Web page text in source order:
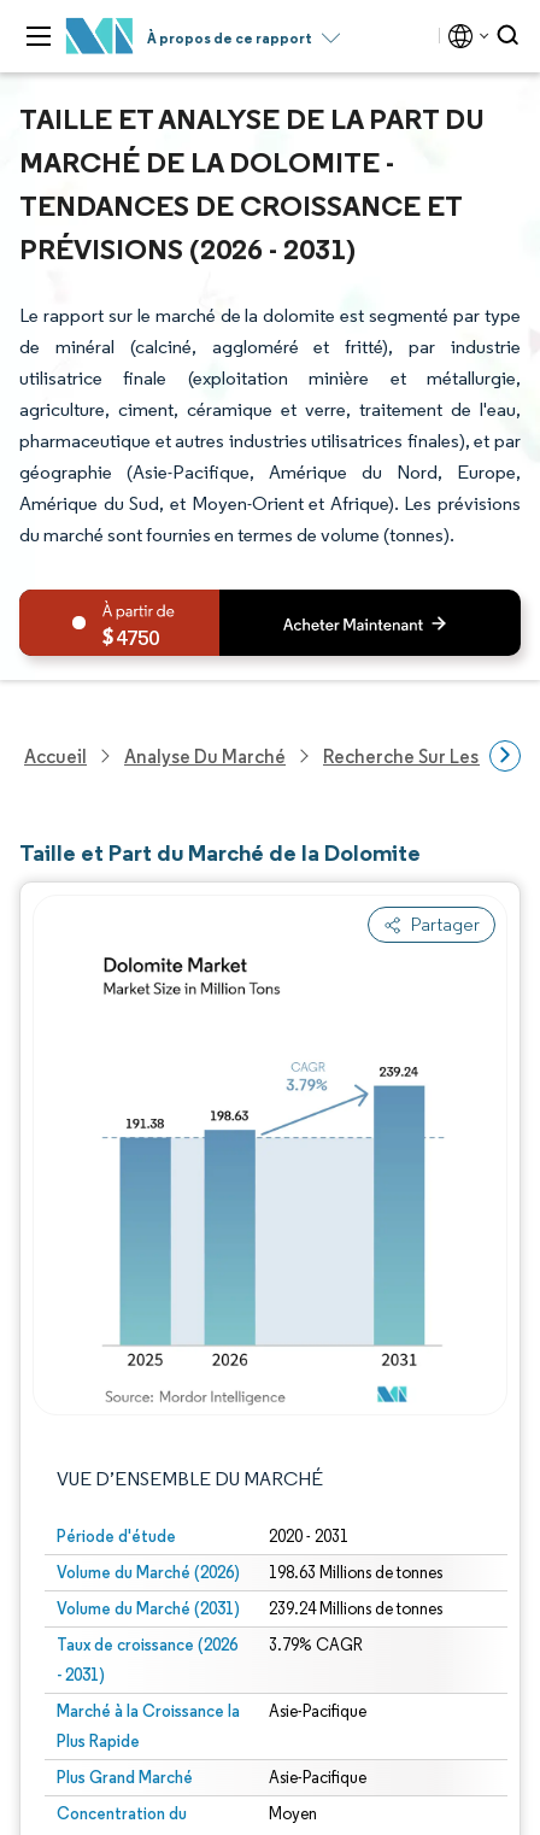
À propos de ce rapport
TAILLE ET ANALYSE DE LA PART DU
MARCHÉ DE LA DOLOMITE -
TENDANCES DE CROISSANCE ET
PRÉVISIONS (2026 - 2031)
Le rapport sur le marché de la dolomite est segmenté par type
de minéral (calciné, aggloméré et fritté), par industrie
utilisatrice finale (exploitation minière et métallurgie,
agriculture, ciment, céramique et verre, traitement de l'eau,
pharmaceutique et autres industries utilisatrices finales), et par
géographie (Asie-Pacifique, Amérique du Nord, Europe,
Amérique du Sud, et Moyen-Orient et Afrique). Les prévisions
du marché sont fournies en termes de volume (tonnes).
4750
Accueil Analyse Du Marché Recherche Sur Les
Taille et Part du Marché de la Dolomite
Partager
VUE D’ENSEMBLE DU MARCHÉ
Période d'étude 2020 - 2031
Volume du Marché (2026) 198.63 Millions de tonnes
Volume du Marché (2031) 239.24 Millions de tonnes
Taux de croissance (2026
- 2031)
3.79% CAGR
Marché à la Croissance la
Plus Rapide
Asie-Pacifique
Plus Grand Marché Asie-Pacifique
Concentration du
Moyen